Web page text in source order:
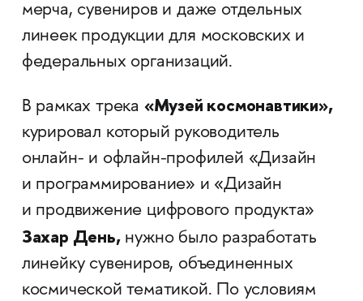
мерча, сувениров и даже отдельных
линеек продукции для московских и
федеральных организаций.
В рамках трека «Музей космонавтики»,
курировал который руководитель
онлайн- и офлайн-профилей «Дизайн
и программирование» и «Дизайн
и продвижение цифрового продукта»
Захар День,нужно было разработать
линейку сувениров, объединенных
космической тематикой. По условиям